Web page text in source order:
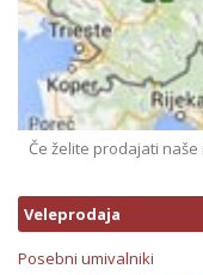
Če želite prodajati
Veleprodaja
Posebni umivalniki